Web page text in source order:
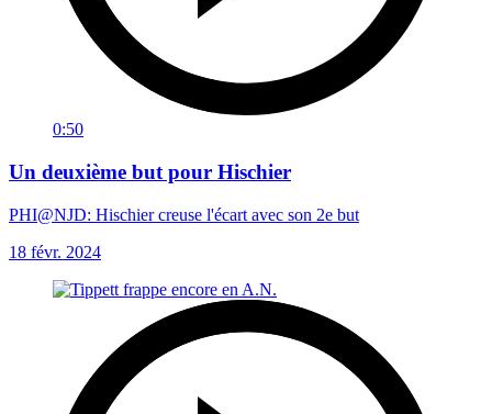
0:50
Un deuxième but pour Hischier
PHI@NJD: Hischier creuse l'écart avec son 2e but
18 févr. 2024